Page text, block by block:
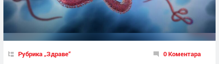
Рубрика „Здраве“ 0 Коментара